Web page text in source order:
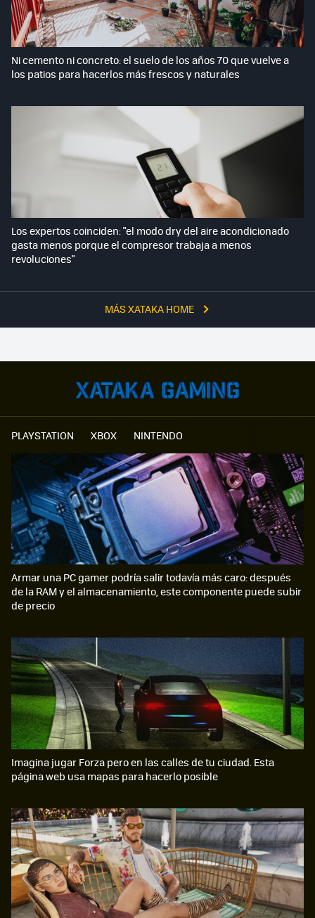
MÁS XATAKA HOME
Ni cemento ni concreto: el suelo de los años 70 que vuelve a
los patios para hacerlos más frescos y naturales
Los expertos coinciden: "el modo dry del aire acondicionado
gasta menos porque el compresor trabaja a menos
revoluciones"
PLAYSTATION XBOX NINTENDO
Armar una PC gamer podría salir todavía más caro: después
de la RAM y el almacenamiento, este componente puede subir
de precio
Imagina jugar Forza pero en las calles de tu ciudad. Esta
página web usa mapas para hacerlo posible